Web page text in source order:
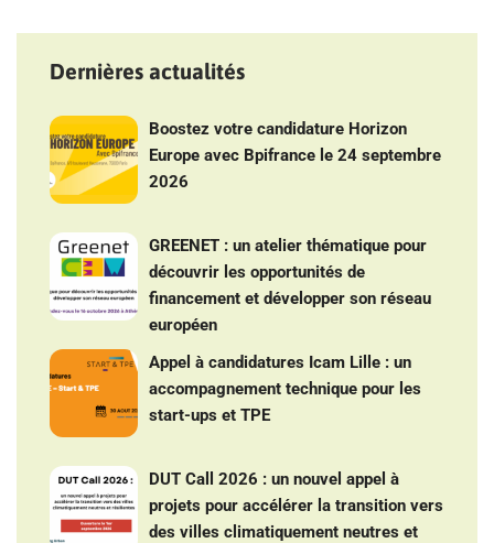
Dernières actualités
Boostez votre candidature Horizon
Europe avec Bpifrance le 24 septembre
2026
GREENET : un atelier thématique pour
découvrir les opportunités de
financement et développer son réseau
européen
Appel à candidatures Icam Lille : un
accompagnement technique pour les
start-ups et TPE
DUT Call 2026 : un nouvel appel à
projets pour accélérer la transition vers
des villes climatiquement neutres et